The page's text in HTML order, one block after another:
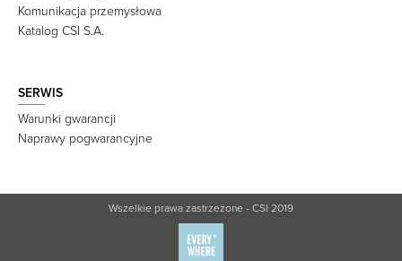
Komunikacja przemysłowa
Katalog CSI S.A.
SERWIS
Warunki gwarancji
Naprawy pogwarancyjne
Wszelkie prawa zastrzeżone - CSI 2019